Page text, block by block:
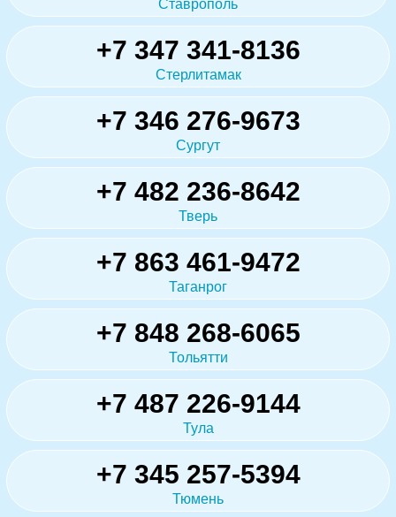
Ставрополь
+7 347 341-8136
Стерлитамак
+7 346 276-9673
Сургут
+7 482 236-8642
Тверь
+7 863 461-9472
Таганрог
+7 848 268-6065
Тольятти
+7 487 226-9144
Тула
+7 345 257-5394
Тюмень